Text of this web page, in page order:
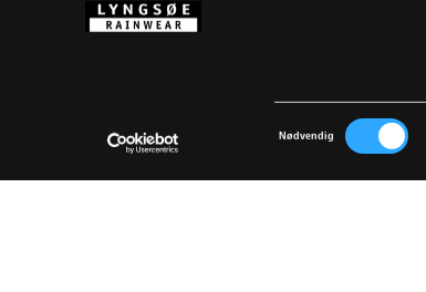
Nødvendig